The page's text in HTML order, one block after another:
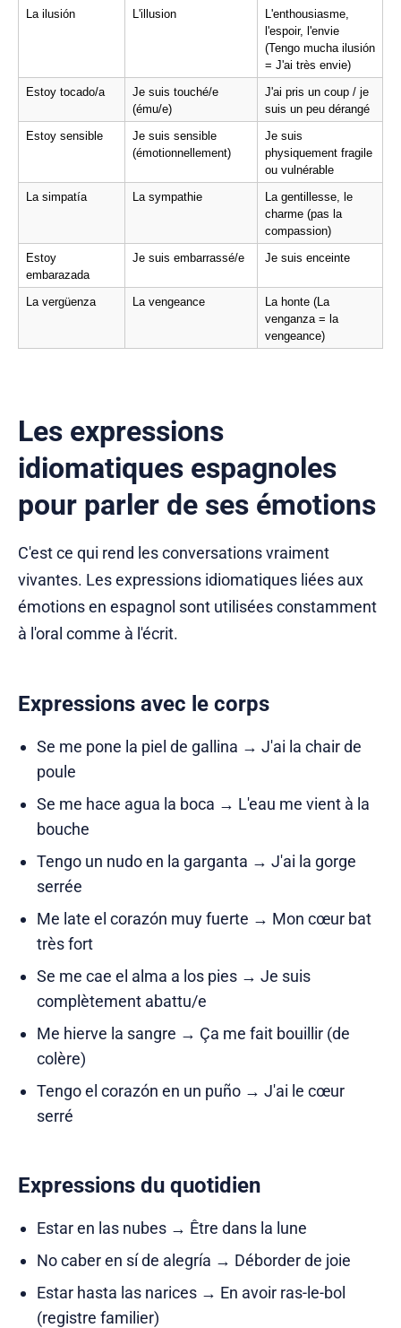
La ilusión L'illusion
L'enthousiasme,
l'espoir, l'envie
(Tengo mucha ilusión
= J'ai très envie)
Estoy tocado/a
Je suis touché/e
(ému/e)
J'ai pris un coup / je
suis un peu dérangé
Estoy sensible
Je suis sensible
(émotionnellement)
Je suis
physiquement fragile
ou vulnérable
La simpatía
La sympathie
La gentillesse, le
charme (pas la
compassion)
Estoy
embarazada
Je suis embarrassé/e Je suis enceinte
La vergüenza La vengeance
La honte (La
venganza = la
vengeance)
Les expressions
idiomatiques espagnoles
pour parler de ses émotions
C'est ce qui rend les conversations vraiment
vivantes. Les expressions idiomatiques liées aux
émotions en espagnol sont utilisées constamment
à l'oral comme à l'écrit.
Expressions avec le corps
Se me pone la piel de gallina → J'ai la chair de
poule
Se me hace agua la boca → L'eau me vient à la
bouche
Tengo un nudo en la garganta → J'ai la gorge
serrée
Me late el corazón muy fuerte → Mon cœur bat
très fort
Se me cae el alma a los pies → Je suis
complètement abattu/e
Me hierve la sangre → Ça me fait bouillir (de
colère)
Tengo el corazón en un puño → J'ai le cœur
serré
Expressions du quotidien
Estar en las nubes → Être dans la lune
No caber en sí de alegría → Déborder de joie
Estar hasta las narices → En avoir ras-le-bol
(registre familier)